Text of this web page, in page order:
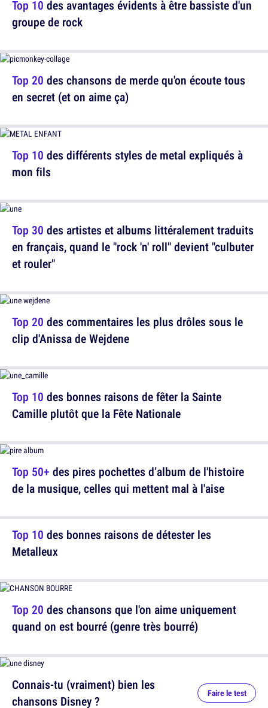
Top 20 des chansons de merde qu'on écoute tous
en secret (et on aime ça)
Top 30 des artistes et albums littéralement traduits
en français, quand le "rock 'n' roll" devient "culbuter
et rouler"
Top 10 des bonnes raisons de fêter la Sainte
Camille plutôt que la Fête Nationale
Top 10 des bonnes raisons de détester les
Metalleux
Connais-tu (vraiment) bien les
chansons Disney ?
Faire le test
Top 10 des avantages évidents à être bassiste d'un
groupe de rock
Top 10 des différents styles de metal expliqués à
mon fils
Top 20 des commentaires les plus drôles sous le
clip d'Anissa de Wejdene
Top 50+ des pires pochettes d’album de l'histoire
de la musique, celles qui mettent mal à l'aise
Top 20 des chansons que l'on aime uniquement
quand on est bourré (genre très bourré)